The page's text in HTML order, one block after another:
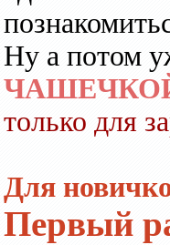
Ну а потом
только для
Для
Первый